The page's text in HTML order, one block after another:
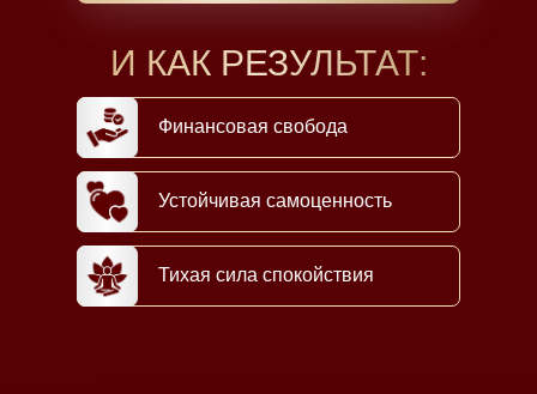
И КАК РЕЗУЛЬТАТ:
Финансовая свобода
Устойчивая самоценность
Тихая сила спокойствия